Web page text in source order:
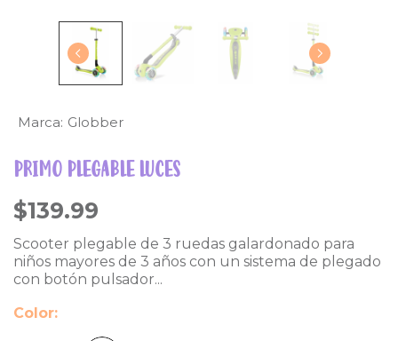
Marca: Globber
PRIMO PLEGABLE LUCES
$139.99
Scooter plegable de 3 ruedas galardonado para
niños mayores de 3 años con un sistema de plegado
con botón pulsador...
Color